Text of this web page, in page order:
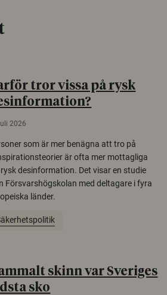
tror vissa på rysk
2026
som är mer benägna att tro på
är ofta mer mottagliga
desinformation. Det visar en studie
Försvarshögskolan med deltagare i fyra
länder.
skinn var Sveriges
sko